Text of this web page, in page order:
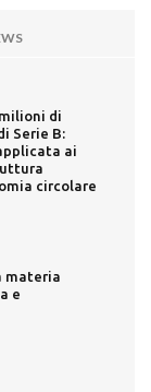
di
Serie B:
ai
circolare
materia
e